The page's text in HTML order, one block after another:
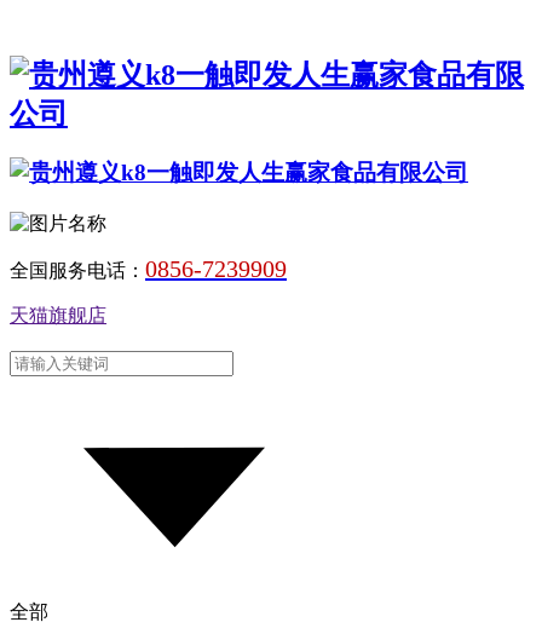
全国服务电话： 0856-7239909
天猫旗舰店
全部